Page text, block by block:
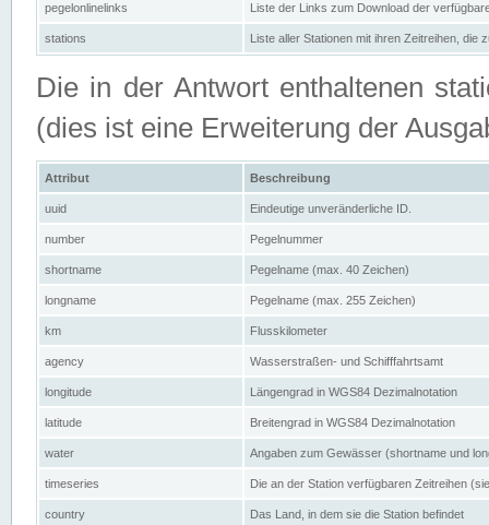
pegelonlinelinks Liste der Links zum Download der
stations Liste aller Stationen mit ihren Zeitreihen, die
Die in der Antwort enthaltenen
(dies ist eine Erweiterung der
Attribut Beschreibung
uuid Eindeutige unveränderliche ID.
number Pegelnummer
shortname Pegelname (max. 40 Zeichen)
longname Pegelname (max. 255 Zeichen)
km Flusskilometer
agency Wasserstraßen- und Schifffahrtsamt
longitude Längengrad in WGS84 Dezimalnotation
latitude Breitengrad in WGS84 Dezimalnotation
water Angaben zum Gewässer (shortname und
timeseries Die an der Station verfügbaren Zeitreihen
country Das Land, in dem sie die Station befindet